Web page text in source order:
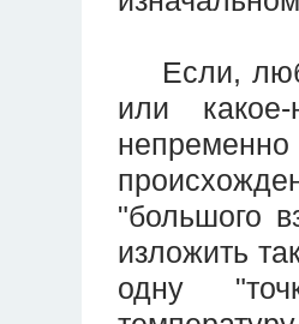
Если,
или какое-
непременно
"большого
изложить
одну